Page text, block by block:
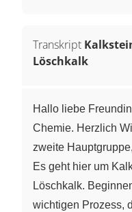
Transkript
Löschkalk
Hallo liebe
Chemie. Herzlich
zweite
Es geht hier um
Löschkalk.
wichtigen Prozess,